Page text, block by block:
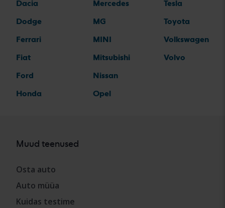
Dacia
Dodge
Ferrari
Fiat
Ford
Honda
Mercedes
MG
MINI
Mitsubishi
Nissan
Opel
Tesla
Toyota
Volkswagen
Volvo
Muud teenused
Osta auto
Auto müüa
Kuidas testime